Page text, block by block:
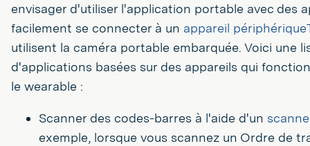
envisager d'utiliser l'application portable avec des
facilement se connecter à un appareil
utilisent la caméra portable embarquée. Voici une
d'applications basées sur des appareils qui
le wearable :
Scanner des codes-barres à l'aide d'un
exemple, lorsque vous scannez un Ordre de